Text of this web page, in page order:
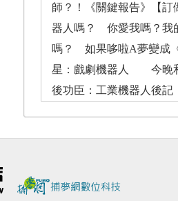
師？！《關鍵報告》【
器人嗎？ 你愛我嗎？我
嗎？ 如果哆啦A夢變成
星：戲劇機器人 今晚
後功臣：工業機器人後記